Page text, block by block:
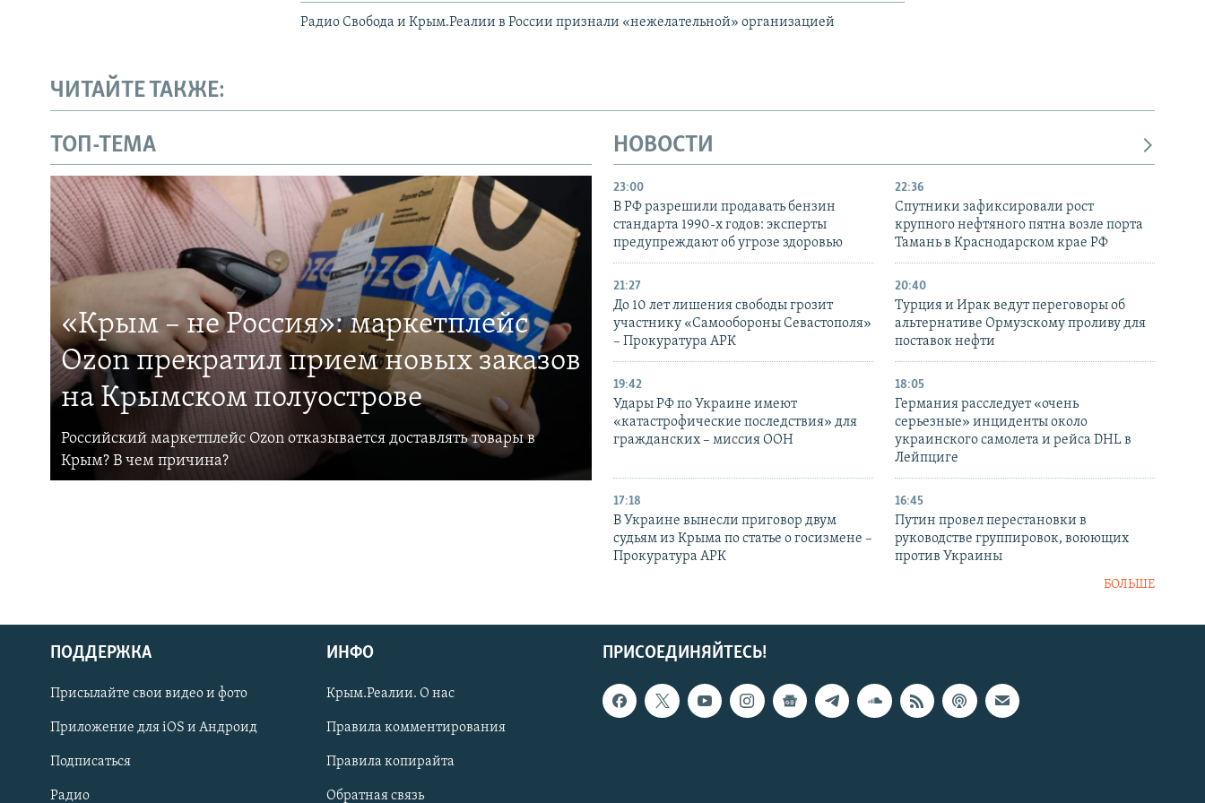
Українською
Qırımtatar
ПРИСОЕДИНЯЙТЕСЬ!
Радио Свобода и Крым.Реалии в России признали «нежелательной» организацией
ЧИТАЙТЕ ТАКЖЕ:
ТОП-ТЕМА
«Крым – не Россия»: маркетплейс
Ozon прекратил прием новых заказов
на Крымском полуострове
Российский маркетплейс Ozon отказывается доставлять товары в
Крым? В чем причина?
НОВОСТИ
23:00
В РФ разрешили продавать бензин
стандарта 1990-х годов: эксперты
предупреждают об угрозе здоровью
22:36
Спутники зафиксировали рост
крупного нефтяного пятна возле порта
Тамань в Краснодарском крае РФ
21:27
До 10 лет лишения свободы грозит
участнику «Самообороны Севастополя»
– Прокуратура АРК
20:40
Турция и Ирак ведут переговоры об
альтернативе Ормузскому проливу для
поставок нефти
19:42
Удары РФ по Украине имеют
«катастрофические последствия» для
гражданских – миссия ООН
18:05
Германия расследует «очень
серьезные» инциденты около
украинского самолета и рейса DHL в
Лейпциге
17:18
В Украине вынесли приговор двум
судьям из Крыма по статье о госизмене –
Прокуратура АРК
16:45
Путин провел перестановки в
руководстве группировок, воюющих
против Украины
БОЛЬШЕ
ПРИСОЕДИНЯЙТЕСЬ!
ПОДДЕРЖКА
Присылайте свои видео и фото
Приложение для iOS и Андроид
Подписаться
Радио
ИНФО
Крым.Реалии. О нас
Правила комментирования
Правила копирайта
Обратная связь